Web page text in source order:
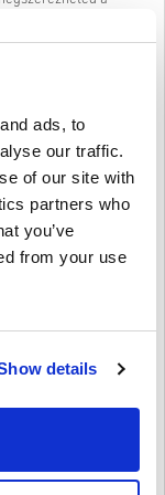
ads, to
our traffic.
of our site with
partners who
you’ve
from your use
details
vásárolj a legjobb
és
dizájnnal és
ki. Ez egy gyors,